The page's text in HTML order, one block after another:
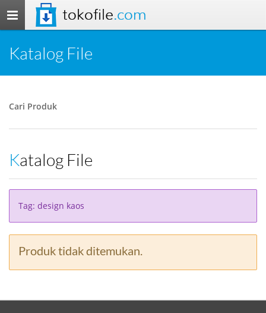
Toggle
navigation
tokofile.com
Katalog File
Cari Produk
Katalog File
Tag: design kaos
Produk tidak ditemukan.